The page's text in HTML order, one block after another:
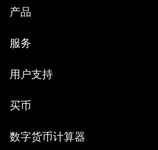
产品
服务
用户支持
买币
数字货币计算器